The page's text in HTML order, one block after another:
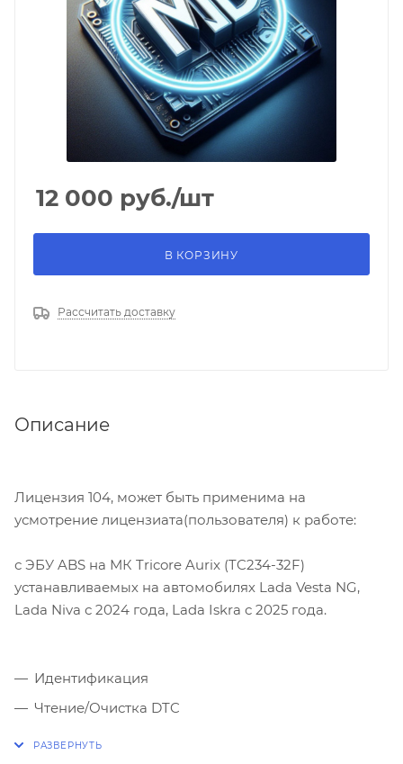
12 000 руб./шт
В КОРЗИНУ
Рассчитать доставку
Описание
Лицензия 104, может быть применима на
усмотрение лицензиата(пользователя) к работе:
с ЭБУ ABS на МК Tricore Aurix (TC234-32F)
устанавливаемых на автомобилях Lada Vesta NG,
Lada Niva с 2024 года, Lada Iskra с 2025 года.
Идентификация
Чтение/Очистка DTC
Чтение/Запись КМ